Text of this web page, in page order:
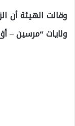
ولايات “مرسين –